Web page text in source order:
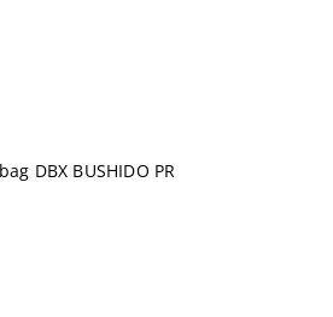
DBX BUSHIDO PR